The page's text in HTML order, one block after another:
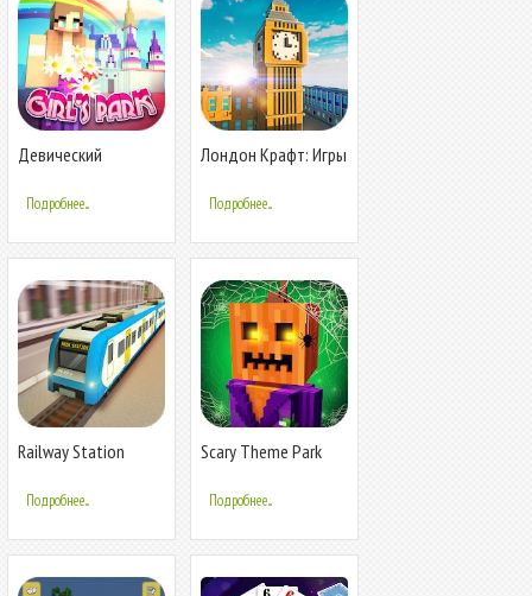
Девический
Крафт:
Строительство
Подробнее...
Лондон Крафт: Игры
строительство
Подробнее...
Railway Station
поезда 2019
Подробнее...
Scary Theme Park
градостроительные
Подробнее...